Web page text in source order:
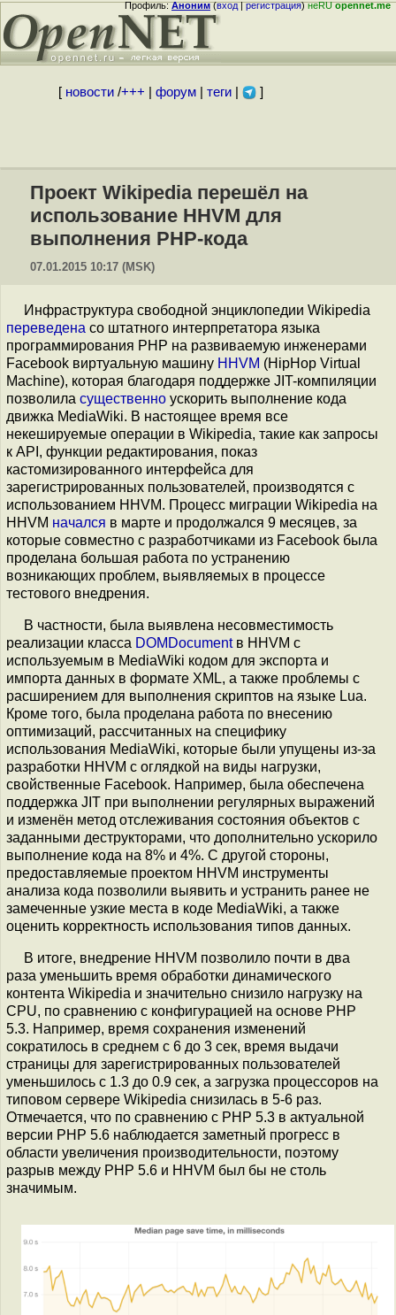
Профиль:Аноним(вход|регистрация)неRUopennet.me
[ новости/+++ форум| теги| ]
Проект Wikipedia перешёл на
использование HHVM для
выполнения PHP-кода
07.01.2015 10:17 (MSK)
Инфраструктура свободной энциклопедии Wikipedia
переведена со штатного интерпретатора языка
программирования PHP на развиваемую инженерами
Facebook виртуальную машину HHVM (HipHop Virtual
Machine), которая благодаря поддержке JIT-компиляции
позволила существенно ускорить выполнение кода
движка MediaWiki. В настоящее время все
некешируемые операции в Wikipedia, такие как запросы
к API, функции редактирования, показ
кастомизированного интерфейса для
зарегистрированных пользователей, производятся с
использованием HHVM. Процесс миграции Wikipedia на
HHVM начался в марте и продолжался 9 месяцев, за
которые совместно с разработчиками из Facebook была
проделана большая работа по устранению
возникающих проблем, выявляемых в процессе
тестового внедрения.
В частности, была выявлена несовместимость
реализации класса DOMDocumentв HHVM c
используемым в MediaWiki кодом для экспорта и
импорта данных в формате XML, а также проблемы с
расширением для выполнения скриптов на языке Lua.
Кроме того, была проделана работа по внесению
оптимизаций, рассчитанных на специфику
использования MediaWiki, которые были упущены из-за
разработки HHVM с оглядкой на виды нагрузки,
свойственные Facebook. Например, была обеспечена
поддержка JIT при выполнении регулярных выражений
и изменён метод отслеживания состояния объектов с
заданными деструкторами, что дополнительно ускорило
выполнение кода на 8% и 4%. С другой стороны,
предоставляемые проектом HHVM инструменты
анализа кода позволили выявить и устранить ранее не
замеченные узкие места в коде MediaWiki, а также
оценить корректность использования типов данных.
В итоге, внедрение HHVM позволило почти в два
раза уменьшить время обработки динамического
контента Wikipedia и значительно снизило нагрузку на
CPU, по сравнению с конфигурацией на основе PHP
5.3. Например, время сохранения изменений
сократилось в среднем с 6 до 3 сек, время выдачи
страницы для зарегистрированных пользователей
уменьшилось с 1.3 до 0.9 сек, а загрузка процессоров на
типовом сервере Wikipedia снизилась в 5-6 раз.
Отмечается, что по сравнению с PHP 5.3 в актуальной
версии PHP 5.6 наблюдается заметный прогресс в
области увеличения производительности, поэтому
разрыв между PHP 5.6 и HHVM был бы не столь
значимым.